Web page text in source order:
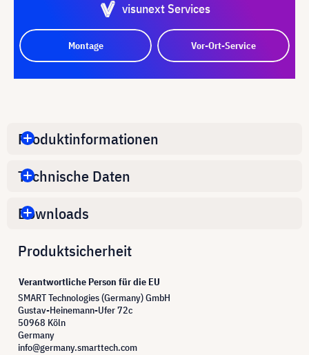
visunext Services
Montage Vor-Ort-Service
Produktinformationen
Technische Daten
Downloads
Produktsicherheit
Verantwortliche Person für die EU
SMART Technologies (Germany) GmbH
Gustav-Heinemann-Ufer 72c
50968 Köln
Germany
info@germany.smarttech.com